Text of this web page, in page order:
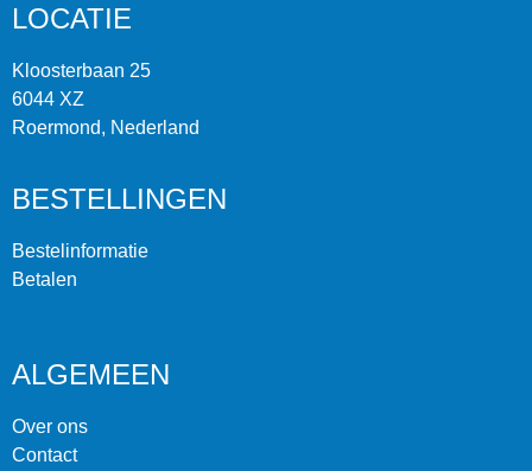
LOCATIE
Kloosterbaan 25
6044 XZ
Roermond, Nederland
BESTELLINGEN
Bestelinformatie
Betalen
ALGEMEEN
Over ons
Contact